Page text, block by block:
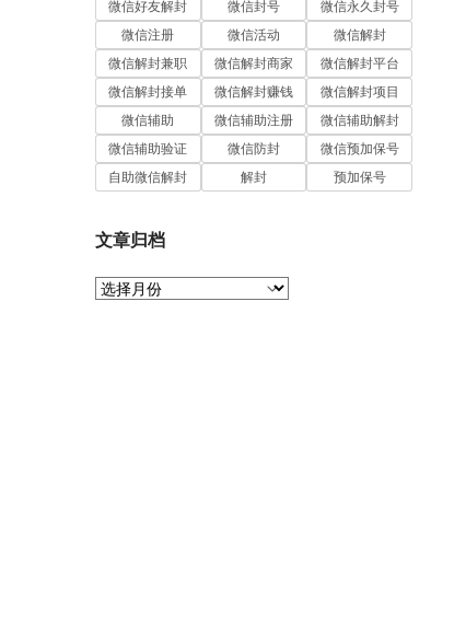
微信好友解封
微信封号
微信永久封号
微信注册
微信活动
微信解封
微信解封兼职
微信解封商家
微信解封平台
微信解封接单
微信解封赚钱
微信解封项目
微信辅助
微信辅助注册
微信辅助解封
微信辅助验证
微信防封
微信预加保号
自助微信解封
解封 预加保号
文章归档
文